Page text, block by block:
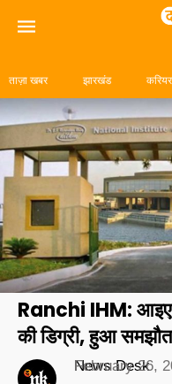
ताज़ा खबर झारखंड करियर
Ranchi IHM:
की डिग्री, हुआ
News Desk
February 26,